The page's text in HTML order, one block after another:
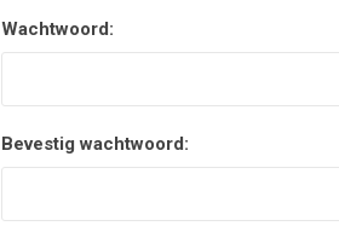
Wachtwoord:
Bevestig wachtwoord: